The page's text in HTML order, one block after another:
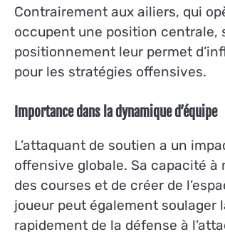
Contrairement aux ailiers, qui
occupent une position centrale,
positionnement leur permet
pour les stratégies offensives.
Importance dans la dynamique d’équipe
L’attaquant de soutien a un
offensive globale. Sa capacité
des courses et de créer de
joueur peut également soulager
rapidement de la défense à